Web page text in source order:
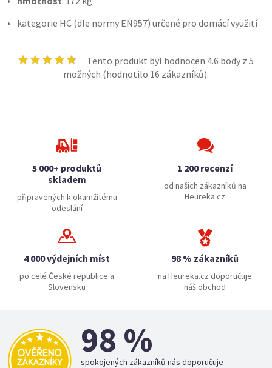
kategorie HC (dle normy EN957) určené pro domácí využití
Tento produkt byl hodnocen 4.6 body z 5
možných (hodnotilo 16 zákazníků).
5 000+ produktů
skladem
připravených k okamžitému
odeslání
1 200 recenzí
od našich zákazníků na
Heureka.cz
4 000 výdejních míst
po celé České republice a
Slovensku
98 % zákazníků
na Heureka.cz doporučuje
náš obchod
98 %
spokojených zákazníků nás doporučuje